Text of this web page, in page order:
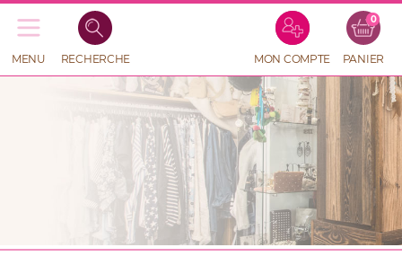
Recherche
de
MENU RECHERCHE MON COMPTE PANIER
0
RECHERCHE
DE
PRODUITS